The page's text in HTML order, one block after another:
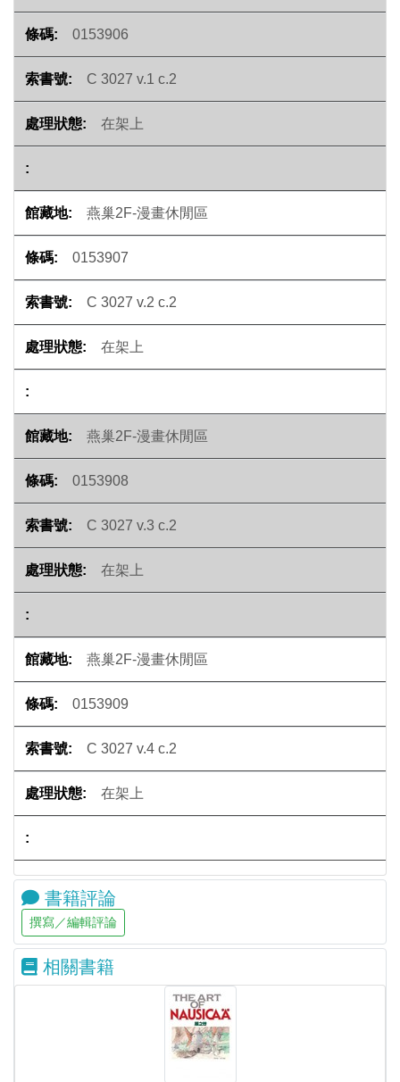
0153906
C 3027 v.1 c.2
在架上
燕巢2F-漫畫休閒區
0153907
C 3027 v.2 c.2
在架上
燕巢2F-漫畫休閒區
0153908
C 3027 v.3 c.2
在架上
燕巢2F-漫畫休閒區
0153909
C 3027 v.4 c.2
在架上
書籍評論
相關書籍